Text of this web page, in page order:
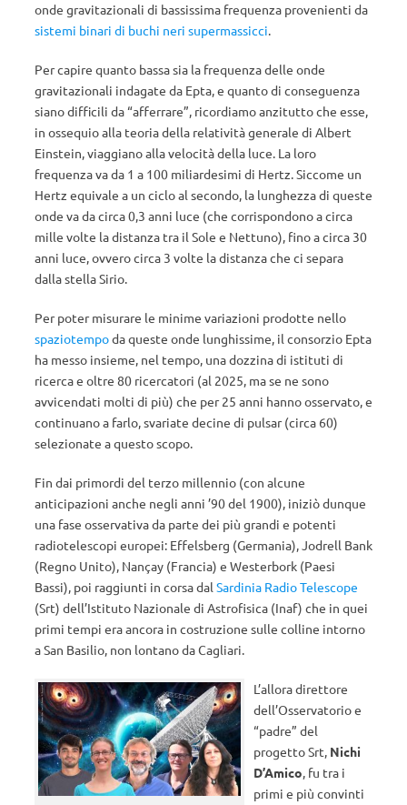
onde gravitazionali di bassissima frequenza provenienti da
sistemi binari di buchi neri supermassicci.
Per capire quanto bassa sia la frequenza delle onde
gravitazionali indagate da Epta, e quanto di conseguenza
siano difficili da “afferrare”, ricordiamo anzitutto che esse,
in ossequio alla teoria della relatività generale di Albert
Einstein, viaggiano alla velocità della luce. La loro
frequenza va da 1 a 100 miliardesimi di Hertz. Siccome un
Hertz equivale a un ciclo al secondo, la lunghezza di queste
onde va da circa 0,3 anni luce (che corrispondono a circa
mille volte la distanza tra il Sole e Nettuno), fino a circa 30
anni luce, ovvero circa 3 volte la distanza che ci separa
dalla stella Sirio.
Per poter misurare le minime variazioni prodotte nello
spaziotempoda queste onde lunghissime, il consorzio Epta
ha messo insieme, nel tempo, una dozzina di istituti di
ricerca e oltre 80 ricercatori (al 2025, ma se ne sono
avvicendati molti di più) che per 25 anni hanno osservato, e
continuano a farlo, svariate decine di pulsar (circa 60)
selezionate a questo scopo.
Fin dai primordi del terzo millennio (con alcune
anticipazioni anche negli anni ’90 del 1900), iniziò dunque
una fase osservativa da parte dei più grandi e potenti
radiotelescopi europei: Effelsberg (Germania), Jodrell Bank
(Regno Unito), Nançay (Francia) e Westerbork (Paesi
Bassi), poi raggiunti in corsa dal Sardinia Radio Telescope
(Srt) dell’Istituto Nazionale di Astrofisica (Inaf) che in quei
primi tempi era ancora in costruzione sulle colline intorno
a San Basilio, non lontano da Cagliari.
L’allora direttore
dell’Osservatorio e
“padre” del
progetto Srt, Nichi
D’Amico, fu tra i
primi e più convinti